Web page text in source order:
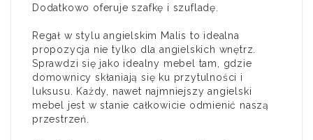
Dodatkowo oferuje szafkę i szufladę.
Regał w stylu angielskim Malis to idealna
propozycja nie tylko dla angielskich wnętrz.
Sprawdzi się jako idealny mebel tam, gdzie
domownicy skłaniają się ku przytulności i
luksusu. Każdy, nawet najmniejszy angielski
mebel jest w stanie całkowicie odmienić naszą
przestrzeń.